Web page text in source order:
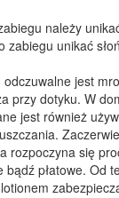
należy
zabiegu unikać
jest
przy dotyku. W
jest również
rozpoczyna się
płatowe. Od